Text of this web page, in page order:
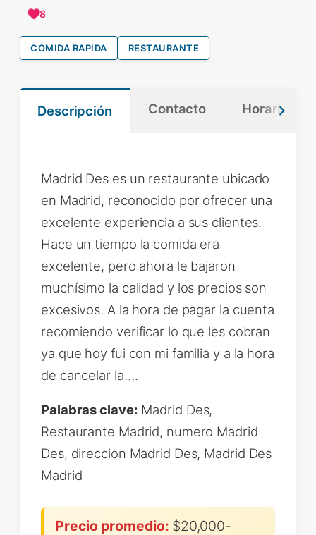
8
COMIDA RAPIDA RESTAURANTE
Descripción Contacto Horario
Madrid Des es un restaurante ubicado
en Madrid, reconocido por ofrecer una
excelente experiencia a sus clientes.
Hace un tiempo la comida era
excelente, pero ahora le bajaron
muchísimo la calidad y los precios son
excesivos. A la hora de pagar la cuenta
recomiendo verificar lo que les cobran
ya que hoy fui con mi familia y a la hora
de cancelar la….
Palabras clave: Madrid Des,
Restaurante Madrid, numero Madrid
Des, direccion Madrid Des, Madrid Des
Madrid
Precio promedio: $20,000-